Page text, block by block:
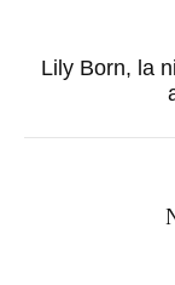
Lily Born, la